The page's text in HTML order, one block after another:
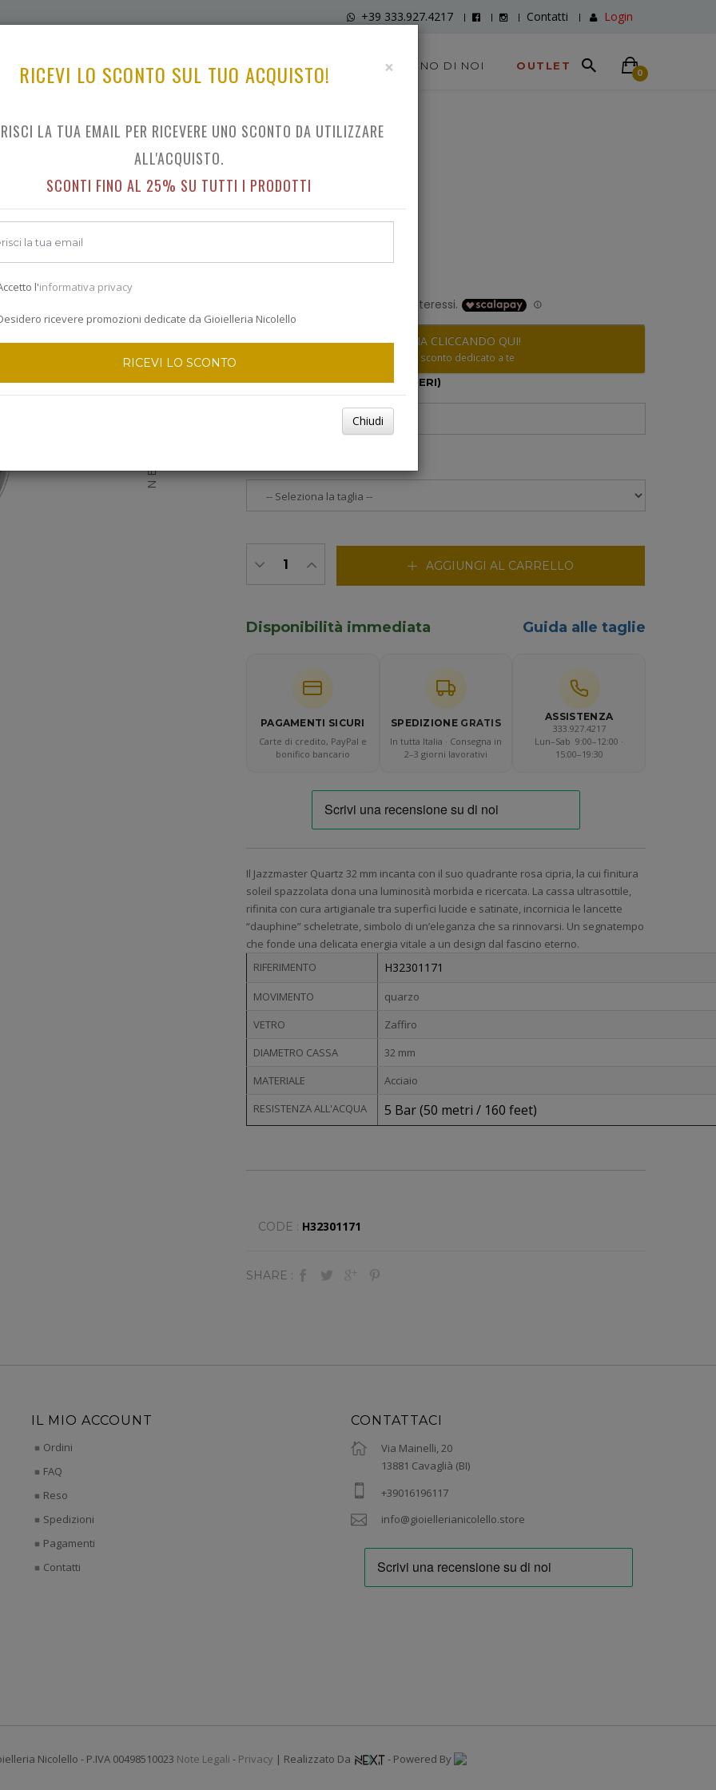
+39 333.927.4217 Contatti Login
DICONO DI NOI OUTLET
0
JAZZMASTER QUARTZ 32 MM
NEXT
€ 460.00
RISPARMIA CLICCANDO QUI!
Scopri lo sconto dedicato a te
DEDICA (MASSIMO 10 CARATTERI)
AGGIUNGI AL CARRELLO
Disponibilità immediata Guida alle taglie
PAGAMENTI SICURI
Carte di credito, PayPal e
bonifico bancario
SPEDIZIONE GRATIS
In tutta Italia · Consegna in
2–3 giorni lavorativi
ASSISTENZA
333.927.4217
Lun–Sab 9:00–12:00 ·
15:00–19:30
Il Jazzmaster Quartz 32 mm incanta con il suo quadrante rosa cipria, la cui finitura
soleil spazzolata dona una luminosità morbida e ricercata. La cassa ultrasottile,
rifinita con cura artigianale tra superfici lucide e satinate, incornicia le lancette
“dauphine” scheletrate, simbolo di un’eleganza che sa rinnovarsi. Un segnatempo
che fonde una delicata energia vitale a un design dal fascino eterno.
RIFERIMENTO
H32301171
MOVIMENTO
quarzo
VETRO
Zaffiro
DIAMETRO CASSA
32 mm
MATERIALE
Acciaio
RESISTENZA ALL'ACQUA
5 Bar (50 metri / 160 feet)
CODE : H32301171
SHARE :
IL MIO ACCOUNT
Ordini
FAQ
Reso
Spedizioni
Pagamenti
Contatti
CONTATTACI
Via Mainelli, 20
13881 Cavaglià (BI)
+39016196117
info@gioiellerianicolello.store
Nicolello - P.IVA 00498510023 Note Legali - Privacy | Realizzato Da - Powered By
×
RICEVI LO SCONTO SUL TUO ACQUISTO!
LA TUA EMAIL PER RICEVERE UNO SCONTO DA UTILIZZARE
ALL'ACQUISTO.
SCONTI FINO AL 25% SU TUTTI I PRODOTTI
l'informativa privacy
ricevere promozioni dedicate da Gioielleria Nicolello
RICEVI LO SCONTO
Chiudi